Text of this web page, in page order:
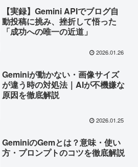
【実録】Gemini APIでブログ自
動投稿に挑み、挫折して悟った
「成功への唯一の近道」
2026.01.26
Geminiが動かない・画像サイズ
が違う時の対処法｜AIが不機嫌な
原因を徹底解説
2026.01.25
GeminiのGemとは？意味・使い
方・プロンプトのコツを徹底解説